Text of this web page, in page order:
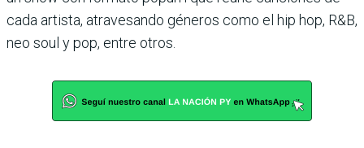
cada artista, atravesando géneros como el hip hop, R&B,
neo soul y pop, entre otros.